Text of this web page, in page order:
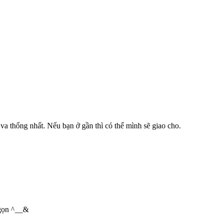
thống nhất. Nếu bạn ở gần thì có thể mình sẽ giao cho.
^__&